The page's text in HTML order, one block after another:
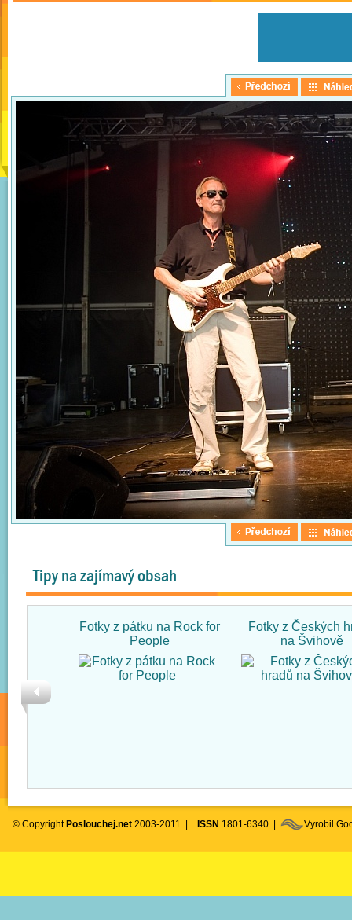
Tipy na zajímavý obsah
Fotky z pátku na Rock for
People
Fotky z Českých
na Švihově
© Copyright Poslouchej.net 2003-2011 | ISSN 1801-6340 | Vyrobil